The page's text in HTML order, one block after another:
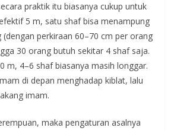
praktik itu biasanya cukup untuk
5 m, satu shaf bisa menampung
perkiraan 60–70 cm per orang
30 orang butuh sekitar 4 shaf saja.
m, 4–6 shaf biasanya masih longgar.
di depan menghadap kiblat, lalu
imam.
maka pengaturan asalnya